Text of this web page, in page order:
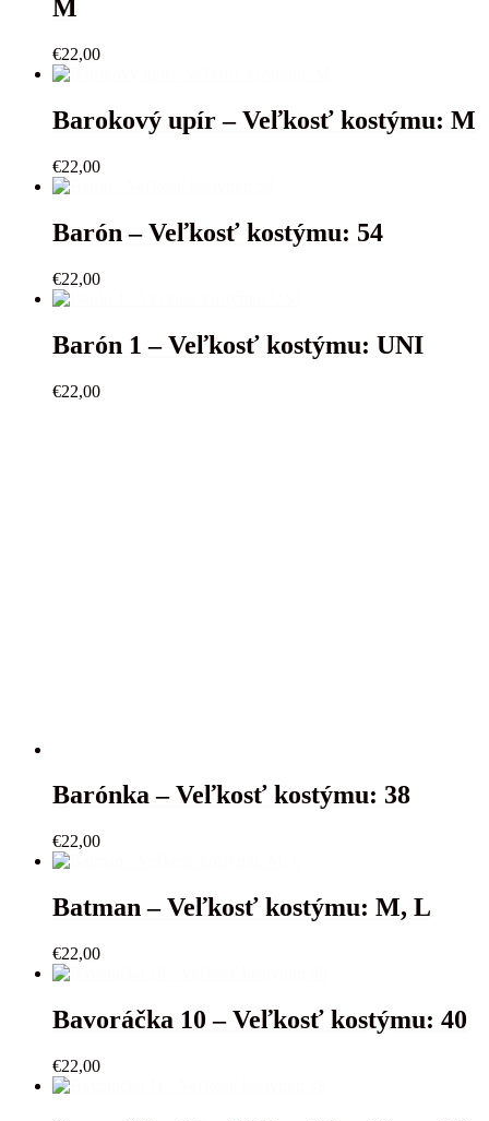
M
€22,00
Barokový upír – Veľkosť kostýmu: M
€22,00
Barón – Veľkosť kostýmu: 54
€22,00
Barón 1 – Veľkosť kostýmu: UNI
€22,00
Barónka – Veľkosť kostýmu: 38
€22,00
Batman – Veľkosť kostýmu: M, L
€22,00
Bavoráčka 10 – Veľkosť kostýmu: 40
€22,00